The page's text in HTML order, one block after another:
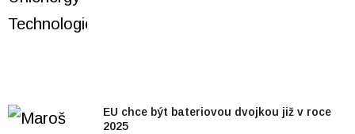
EU chce být bateriovou dvojkou již v roce
2025